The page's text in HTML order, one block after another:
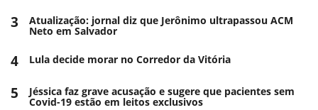
3 Atualização: jornal diz que Jerônimo ultrapassou ACM
Neto em Salvador
4 Lula decide morar no Corredor da Vitória
5 Jéssica faz grave acusação e sugere que pacientes sem
Covid-19 estão em leitos exclusivos